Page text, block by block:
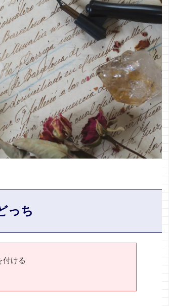
っち
付ける